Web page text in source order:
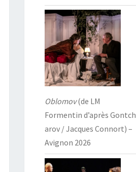
Oblomov(de LM
Formentin d’après Gontch
arov / Jacques Connort) –
Avignon 2026